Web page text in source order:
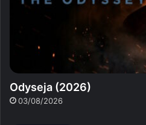
Odyseja (2026)
03/08/2026